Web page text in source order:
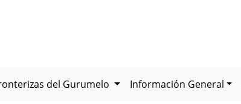
del Gurumelo Información General